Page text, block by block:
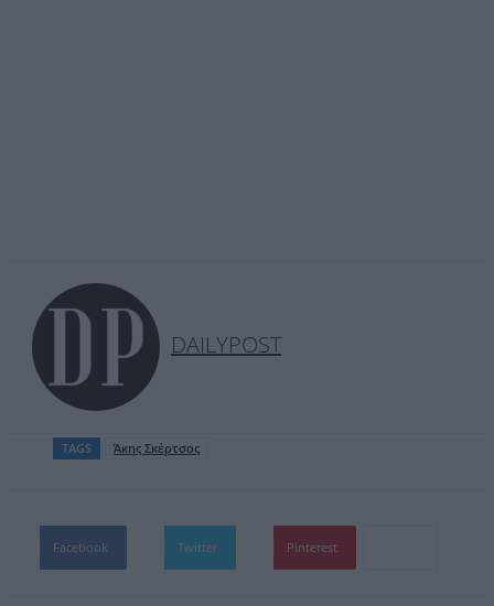
DAILYPOST
TAGS Άκης Σκέρτσος
Facebook Twitter Pinterest